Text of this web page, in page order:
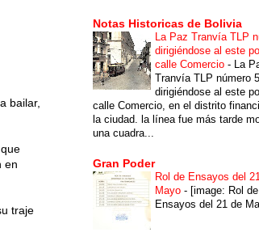
bailar,
en
traje
Notas Historicas de Bolivia
La Paz Tranvía TLP
dirigiéndose al este
calle Comercio - La
Tranvía TLP número 5
dirigiéndose al este
calle Comercio, en el distrito
la ciudad. la línea fue más tarde
una cuadra...
Gran Poder
Rol de Ensayos del
Mayo - [image: Rol de
Ensayos del 21 de